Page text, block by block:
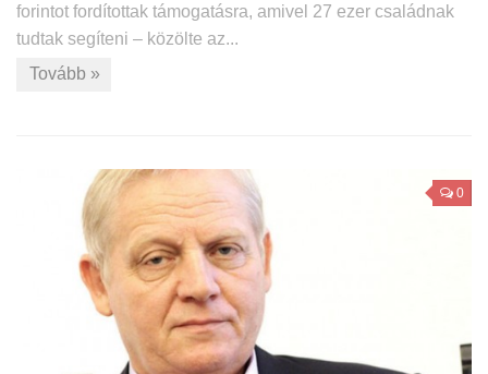
forintot fordítottak támogatásra, amivel 27 ezer családnak
tudtak segíteni – közölte az...
Tovább »
0